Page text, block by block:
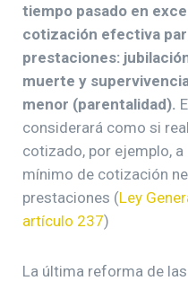
tiempo pasado en
cotización efectiva
prestaciones:
muerte y
menor (parentalidad).
considerará como si
cotizado, por ejemplo,
mínimo de cotización
prestaciones (Ley
artículo 237)
La última reforma de